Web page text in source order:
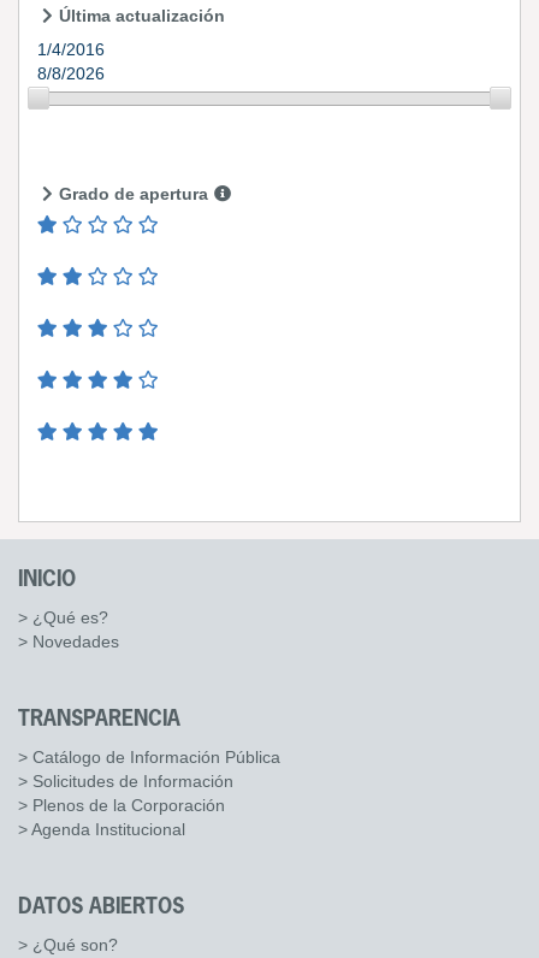
Última actualización
1/4/2016
8/8/2026
Grado de apertura
INICIO
> ¿Qué es?
> Novedades
TRANSPARENCIA
> Catálogo de Información Pública
> Solicitudes de Información
> Plenos de la Corporación
> Agenda Institucional
DATOS ABIERTOS
> ¿Qué son?